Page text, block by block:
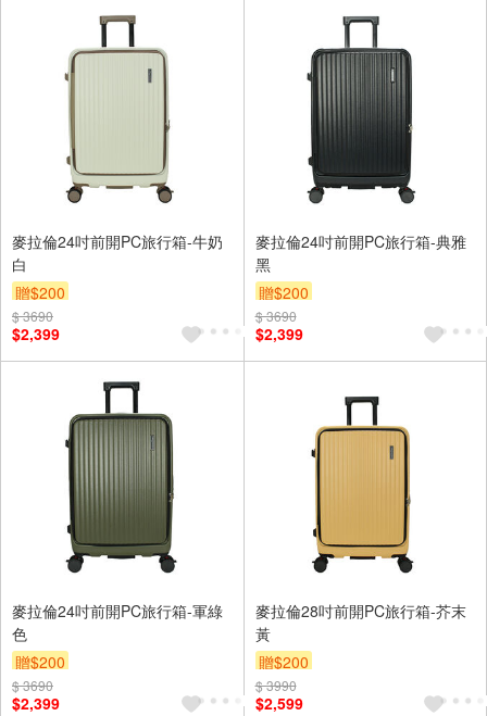
麥拉倫24吋前開PC旅行箱-牛奶
白
贈$200
$ 3690
$2,399
麥拉倫24吋前開PC旅行箱-典雅
黑
贈$200
$ 3690
$2,399
麥拉倫24吋前開PC旅行箱-軍綠
色
贈$200
$ 3690
$2,399
麥拉倫28吋前開PC旅行箱-芥末
黃
贈$200
$ 3990
$2,599